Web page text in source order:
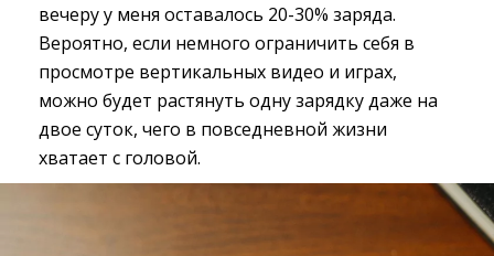
вечеру у меня оставалось 20-30% заряда.
Вероятно, если немного ограничить себя в
просмотре вертикальных видео и играх,
можно будет растянуть одну зарядку даже на
двое суток, чего в повседневной жизни
хватает с головой.